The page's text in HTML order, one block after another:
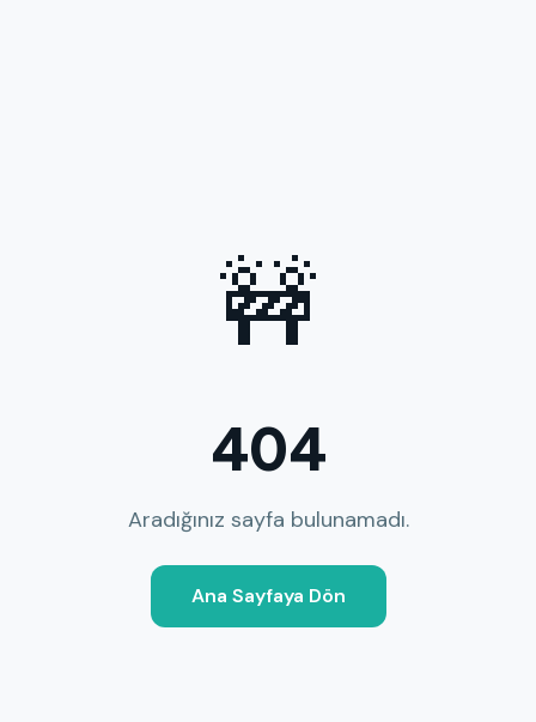
🚧
404
Aradığınız sayfa bulunamadı.
Ana Sayfaya Dön